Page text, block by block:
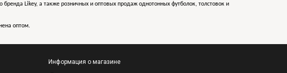
Likey, а также розничных и оптовых продаж однотонных футболок, толстовок и
оптом.
Информация о магазине